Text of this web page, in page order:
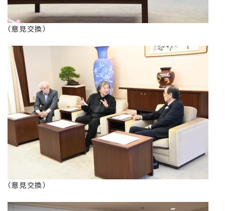
（意見交換）
（意見交換）